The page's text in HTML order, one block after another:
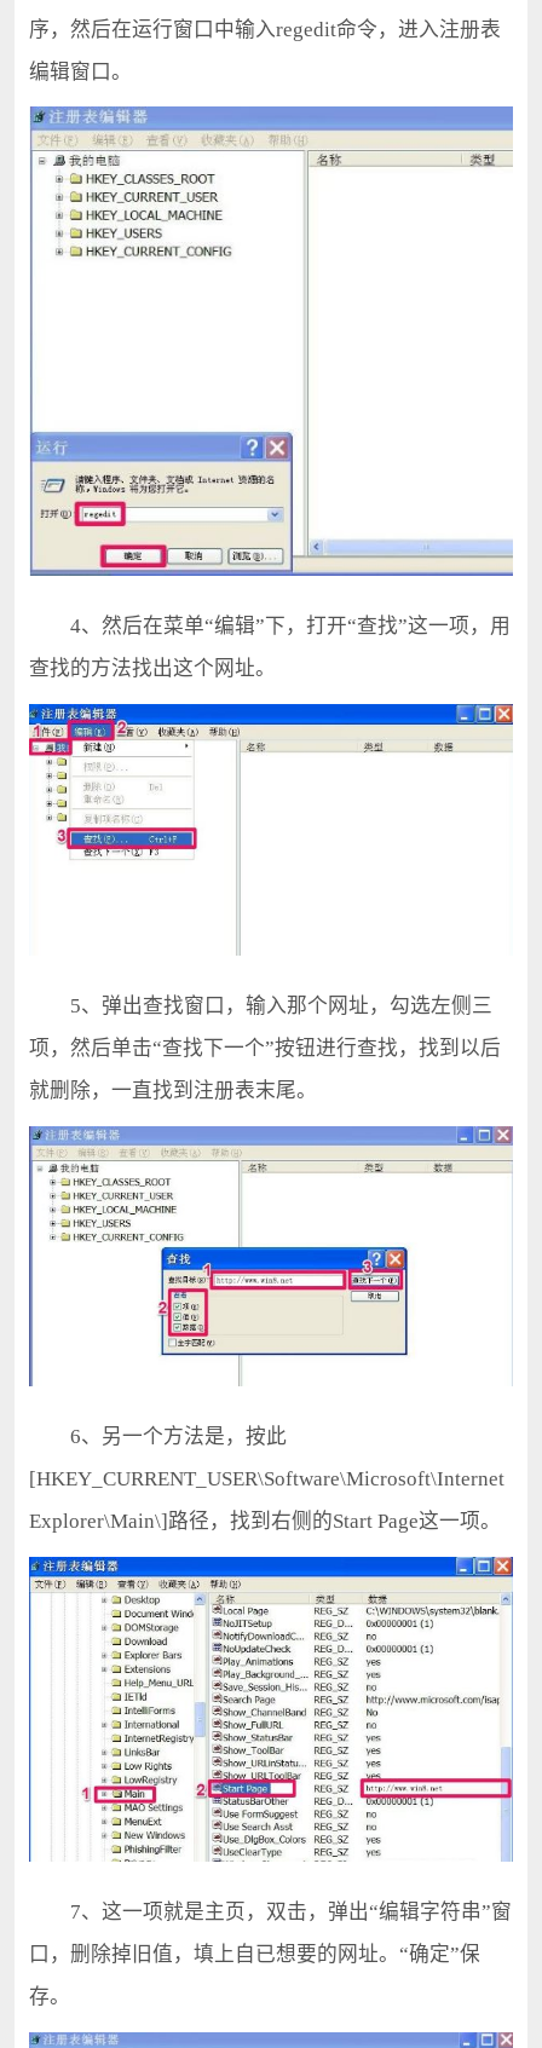
序，然后在运行窗口中输入regedit命令，进入注册表
编辑窗口。
4、然后在菜单“编辑”下，打开“查找”这一项，用
查找的方法找出这个网址。
5、弹出查找窗口，输入那个网址，勾选左侧三
项，然后单击“查找下一个”按钮进行查找，找到以后
就删除，一直找到注册表末尾。
6、另一个方法是，按此
[HKEY_CURRENT_USER\Software\Microsoft\Internet
Explorer\Main\]路径，找到右侧的Start Page这一项。
7、这一项就是主页，双击，弹出“编辑字符串”窗
口，删除掉旧值，填上自已想要的网址。“确定”保
存。